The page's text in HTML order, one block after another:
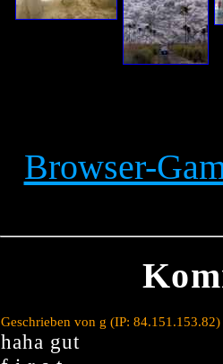
Browser-
Geschrieben von g (IP:
haha gut